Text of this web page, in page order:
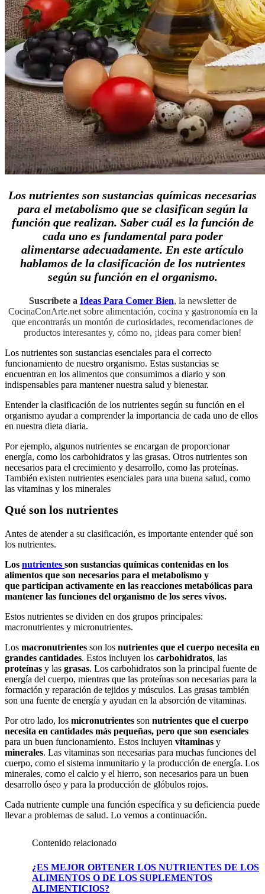
Los nutrientes son sustancias químicas necesarias
para el metabolismo que se clasifican según la
función que realizan. Saber cuál es la función de
cada uno es fundamental para poder
alimentarse adecuadamente. En este artículo
hablamos de la clasificación de los nutrientes
según su función en el organismo.
Suscríbete a Ideas Para Comer Bien, la newsletter de
CocinaConArte.net sobre alimentación, cocina y gastronomía en la
que encontrarás un montón de curiosidades, recomendaciones de
productos interesantes y, cómo no, ¡ideas para comer bien!
Los nutrientes son sustancias esenciales para el correcto
funcionamiento de nuestro organismo. Estas sustancias se
encuentran en los alimentos que consumimos a diario y son
indispensables para mantener nuestra salud y bienestar.
Entender la clasificación de los nutrientes según su función en el
organismo ayudar a comprender la importancia de cada uno de ellos
en nuestra dieta diaria.
Por ejemplo, algunos nutrientes se encargan de proporcionar
energía, como los carbohidratos y las grasas. Otros nutrientes son
necesarios para el crecimiento y desarrollo, como las proteínas.
También existen nutrientes esenciales para una buena salud, como
las vitaminas y los minerales
Qué son los nutrientes
Antes de atender a su clasificación, es importante entender qué son
los nutrientes.
Los nutrientes son sustancias químicas contenidas en los
alimentos que son necesarios para el metabolismo y
que participan activamente en las reacciones metabólicas para
mantener las funciones del organismo de los seres vivos.
Estos nutrientes se dividen en dos grupos principales:
macronutrientes y micronutrientes.
Los macronutrientes son los nutrientes que el cuerpo necesita en
grandes cantidades. Estos incluyen los carbohidratos, las
proteínas y las grasas. Los carbohidratos son la principal fuente de
energía del cuerpo, mientras que las proteínas son necesarias para la
formación y reparación de tejidos y músculos. Las grasas también
son una fuente de energía y ayudan en la absorción de vitaminas.
Por otro lado, los micronutrientes son nutrientes que el cuerpo
necesita en cantidades más pequeñas, pero que son esenciales
para un buen funcionamiento. Estos incluyen vitaminas y
minerales. Las vitaminas son necesarias para muchas funciones del
cuerpo, como el sistema inmunitario y la producción de energía. Los
minerales, como el calcio y el hierro, son necesarios para un buen
desarrollo óseo y para la producción de glóbulos rojos.
Cada nutriente cumple una función específica y su deficiencia puede
llevar a problemas de salud. Lo vemos a continuación.
Contenido relacionado
¿ES MEJOR OBTENER LOS NUTRIENTES DE LOS
ALIMENTOS O DE LOS SUPLEMENTOS
ALIMENTICIOS?